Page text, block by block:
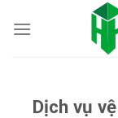
Dịch vụ